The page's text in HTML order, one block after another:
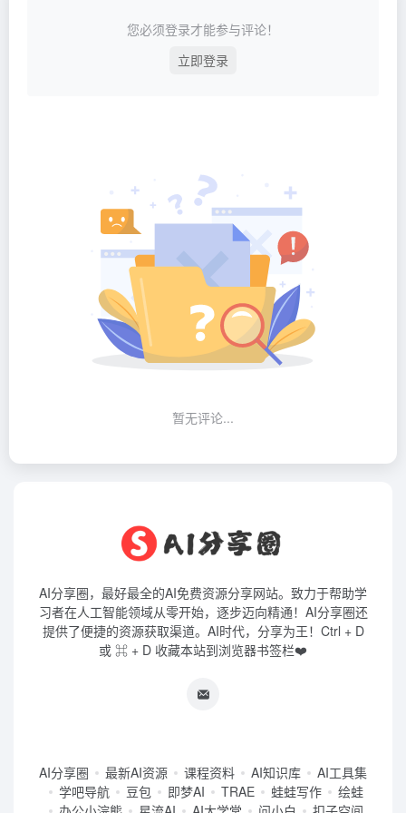
您必须登录才能参与评论！
立即登录
暂无评论...
AI分享圈，最好最全的AI免费资源分享网站。致力于帮助学
习者在人工智能领域从零开始，逐步迈向精通！AI分享圈还
提供了便捷的资源获取渠道。AI时代，分享为王！Ctrl + D
或 ⌘ + D 收藏本站到浏览器书签栏❤️
AI分享圈 最新AI资源 课程资料 AI知识库
AI工具集
学吧导航
豆包 即梦AI TRAE 蛙蛙写作
绘蛙